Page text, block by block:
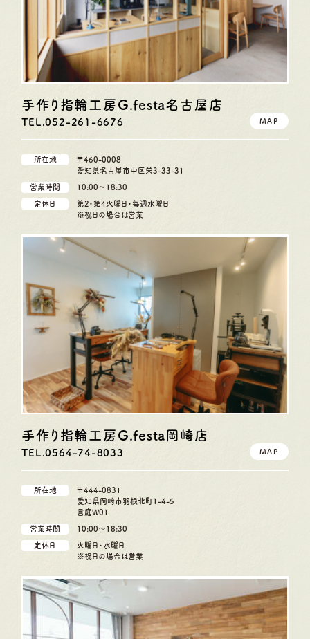
手作り指輪工房G.festa名古屋店
TEL.052-261-6676 MAP
所在地
〒460-0008
愛知県名古屋市中区栄3-33-31
営業時間 10:00〜18:30
定休日
第2・第4火曜日・毎週水曜日
※祝日の場合は営業
手作り指輪工房G.festa岡崎店
TEL.0564-74-8033 MAP
所在地
〒444-0831
愛知県岡崎市羽根北町1-4-5
言庭W01
営業時間 10:00〜18:30
定休日
火曜日・水曜日
※祝日の場合は営業